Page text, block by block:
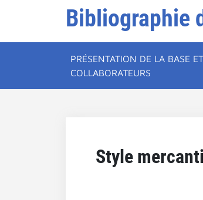
Bibliographie
PRÉSENTATION DE LA BASE
COLLABORATEURS
Style